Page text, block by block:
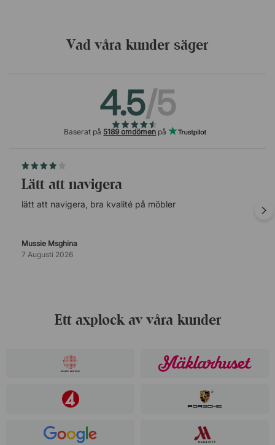
Vad våra kunder säger
4.5/5
Baserat på 5189 omdömen på
lätt att navigera
lätt att navigera, bra kvalité på möbler
Mussie Msghina
7 Augusti 2026
Ett axplock av våra kunder